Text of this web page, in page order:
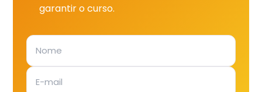
garantir o curso.